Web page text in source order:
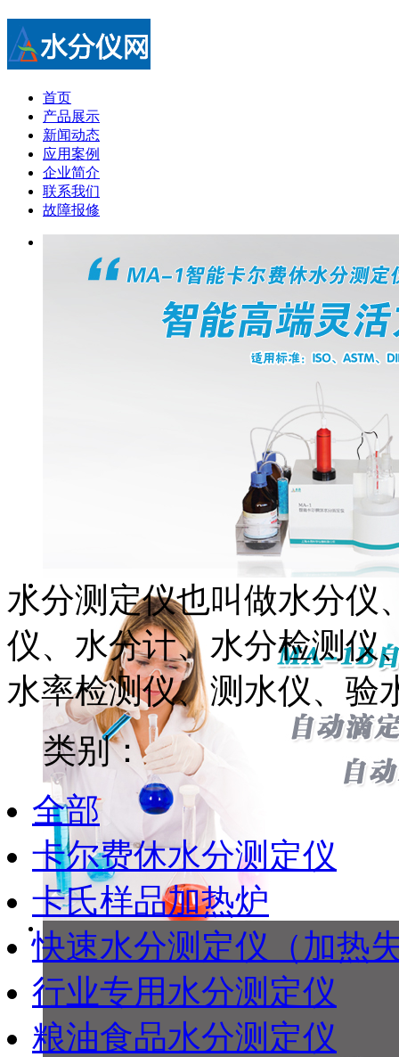
首页
产品展示
新闻动态
应用案例
企业简介
联系我们
故障报修
水分测定仪也叫做水分仪
仪、水分计、水分检测仪
水率检测仪、测水仪、验
类别：
全部
卡尔费休水分测定仪
卡氏样品加热炉
快速水分测定仪（加热
行业专用水分测定仪
粮油食品水分测定仪